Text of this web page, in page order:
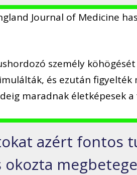
Journal of Medicine
személy
és ezután
maradnak életképesek
azért fontos